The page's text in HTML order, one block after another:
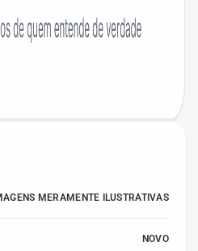
MERAMENTE ILUSTRATIVAS
NOVO